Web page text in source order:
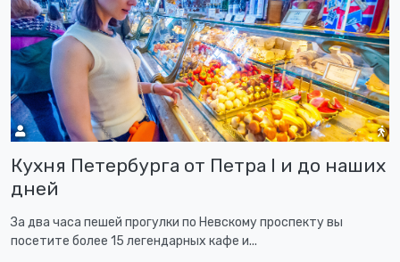
Кухня Петербурга от Петра I и до наших
дней
За два часа пешей прогулки по Невскому проспекту вы
посетите более 15 легендарных кафе и...